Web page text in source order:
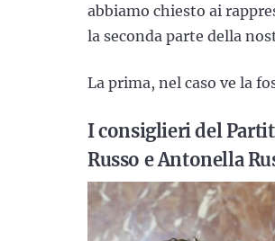
abbiamo chiesto ai
la seconda parte della
La prima, nel caso ve la
I consiglieri del
Russo e Antonella